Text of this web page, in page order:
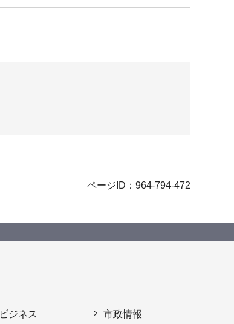
ページID：964-794-472
ビジネス 市政情報